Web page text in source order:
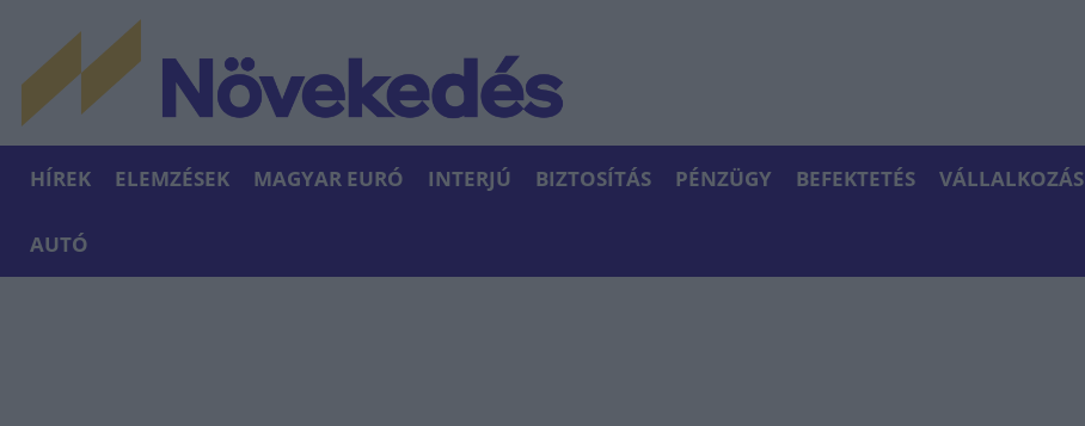
HÍREK ELEMZÉSEK MAGYAR EURÓ INTERJÚ BIZTOSÍTÁS PÉNZÜGY BEFEKTETÉS VÁLLALKOZÁS
AUTÓ